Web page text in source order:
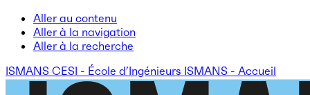
Aller au contenu
Aller à la navigation
Aller à la recherche
ISMANS CESI - École d’Ingénieurs ISMANS - Accueil